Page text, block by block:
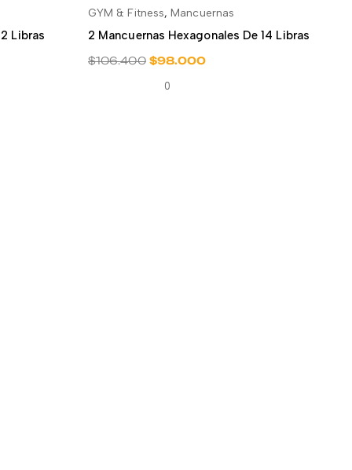
Libras
AÑADIR AL CARRITO
GYM & Fitness,Mancuernas
2 Mancuernas Hexagonales De 14 Libras
$106.400 $98.000
0